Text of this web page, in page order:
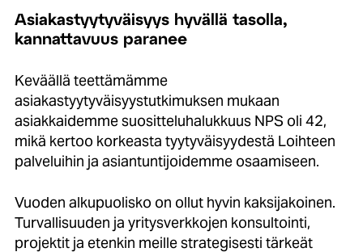
Asiakastyytyväisyys hyvällä tasolla,
kannattavuus paranee
Keväällä teettämämme
asiakastyytyväisyystutkimuksen mukaan
asiakkaidemme suositteluhalukkuus NPS oli 42,
mikä kertoo korkeasta tyytyväisyydestä Loihteen
palveluihin ja asiantuntijoidemme osaamiseen.
Vuoden alkupuolisko on ollut hyvin kaksijakoinen.
Turvallisuuden ja yritysverkkojen konsultointi,
projektit ja etenkin meille strategisesti tärkeät